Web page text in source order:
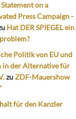
on a
Press Campaign -
Hat DER SPIEGEL ein
Politik von EU und
in der Alternative für
zuZDF-Mauershow
für den Kanzler